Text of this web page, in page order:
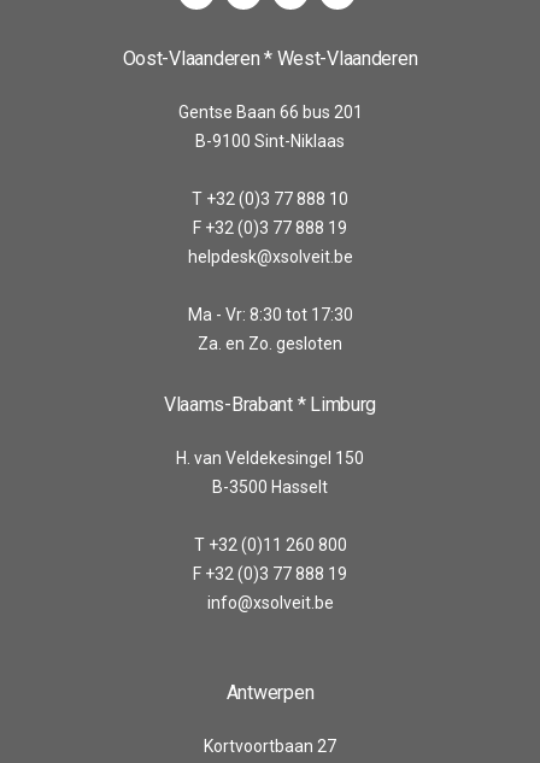
Oost-Vlaanderen * West-Vlaanderen
Gentse Baan 66 bus 201
B-9100 Sint-Niklaas
T +32 (0)3 77 888 10
F +32 (0)3 77 888 19
helpdesk@xsolveit.be
Ma - Vr: 8:30 tot 17:30
Za. en Zo. gesloten
Vlaams-Brabant * Limburg
H. van Veldekesingel 150
B-3500 Hasselt
T +32 (0)11 260 800
F +32 (0)3 77 888 19
info@xsolveit.be
Antwerpen
Kortvoortbaan 27